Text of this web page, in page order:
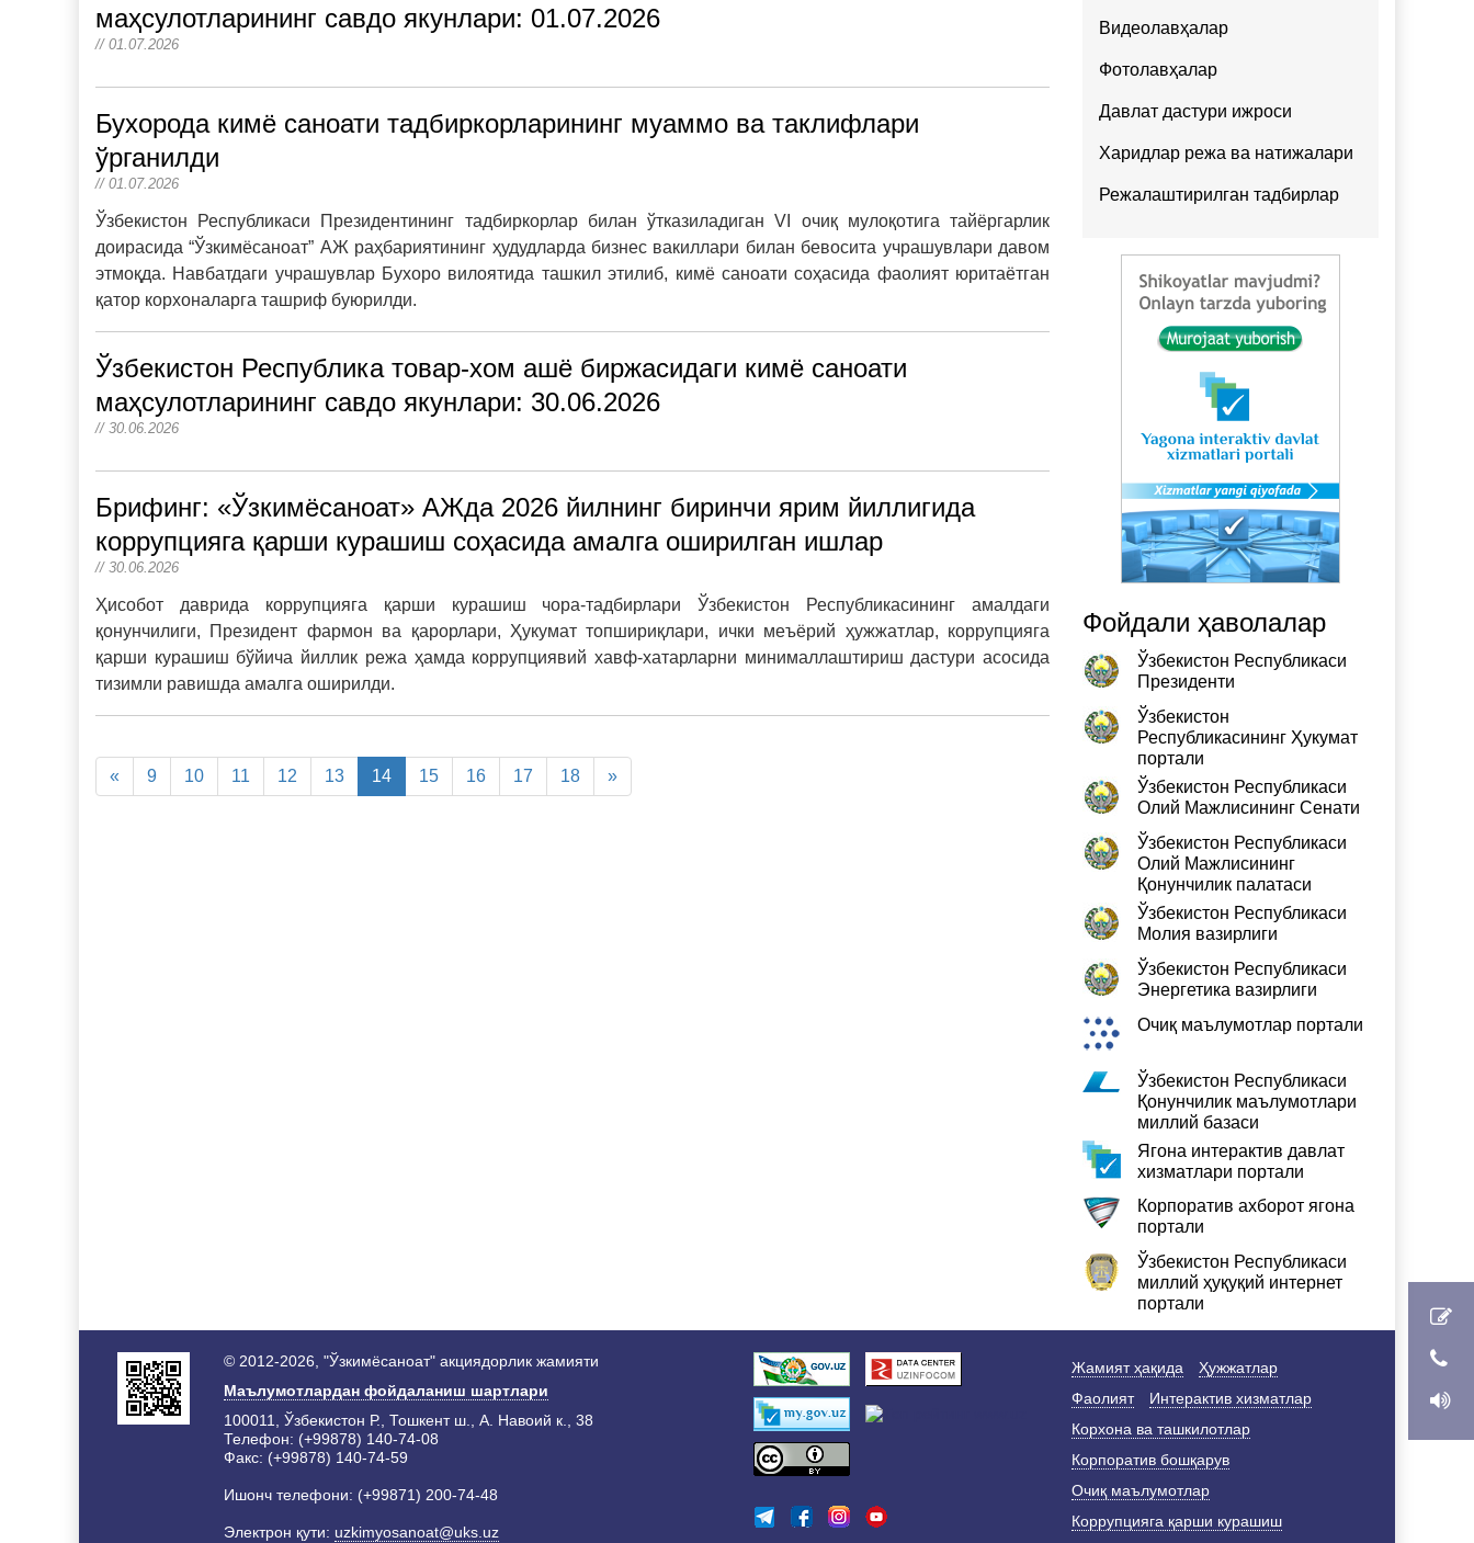
маҳсулотларининг савдо якунлари: 01.07.2026
// 01.07.2026
Бухорода кимё саноати тадбиркорларининг муаммо ва таклифлари
ўрганилди
// 01.07.2026
Ўзбекистон Республикаси Президентининг тадбиркорлар билан ўтказиладиган VI очиқ мулоқотига тайёргарлик
доирасида “Ўзкимёсаноат” АЖ раҳбариятининг ҳудудларда бизнес вакиллари билан бевосита учрашувлари давом
этмоқда. Навбатдаги учрашувлар Бухоро вилоятида ташкил этилиб, кимё саноати соҳасида фаолият юритаётган
қатор корхоналарга ташриф буюрилди.
Ўзбекистон Республика товар-хом ашё биржасидаги кимё саноати
маҳсулотларининг савдо якунлари: 30.06.2026
// 30.06.2026
Брифинг: «Ўзкимёсаноат» АЖда 2026 йилнинг биринчи ярим йиллигида
коррупцияга қарши курашиш соҳасида амалга оширилган ишлар
// 30.06.2026
Ҳисобот даврида коррупцияга қарши курашиш чора-тадбирлари Ўзбекистон Республикасининг амалдаги
қонунчилиги, Президент фармон ва қарорлари, Ҳукумат топшириқлари, ички меъёрий ҳужжатлар, коррупцияга
қарши курашиш бўйича йиллик режа ҳамда коррупциявий хавф-хатарларни минималлаштириш дастури асосида
тизимли равишда амалга оширилди.
« 9 10 11 12 13 14 15 16 17 18 »
Видеолавҳалар
Фотолавҳалар
Давлат дастури ижроси
Харидлар режа ва натижалари
Режалаштирилган тадбирлар
Фойдали ҳаволалар
Ўзбекистон Республикаси
Президенти
Ўзбекистон
Республикасининг Ҳукумат
портали
Ўзбекистон Республикаси
Олий Мажлисининг Сенати
Ўзбекистон Республикаси
Олий Мажлисининг
Қонунчилик палатаси
Ўзбекистон Республикаси
Молия вазирлиги
Ўзбекистон Республикаси
Энергетика вазирлиги
Очиқ маълумотлар портали
Ўзбекистон Республикаси
Қонунчилик маълумотлари
миллий базаси
Ягона интерактив давлат
хизматлари портали
Корпоратив ахборот ягона
портали
Ўзбекистон Республикаси
миллий ҳуқуқий интернет
портали
© 2012-2026, "Ўзкимёсаноат" акциядорлик жамияти
Маълумотлардан фойдаланиш шартлари
100011, Ўзбекистон Р., Тошкент ш., А. Навоий к., 38
Телефон: (+99878) 140-74-08
Факс: (+99878) 140-74-59
Ишонч телефони: (+99871) 200-74-48
Электрон қути: uzkimyosanoat@uks.uz
Жамият ҳақида
Ҳужжатлар
Фаолият
Интерактив хизматлар
Корхона ва ташкилотлар
Корпоратив бошқарув
Очиқ маълумотлар
Коррупцияга қарши курашиш